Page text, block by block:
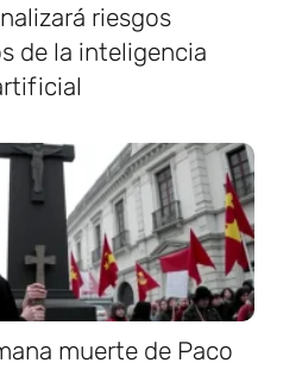
riesgos
de la inteligencia
muerte de Paco